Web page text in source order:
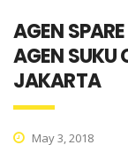
AGEN
AGEN SUKU
JAKARTA
May 3, 2018